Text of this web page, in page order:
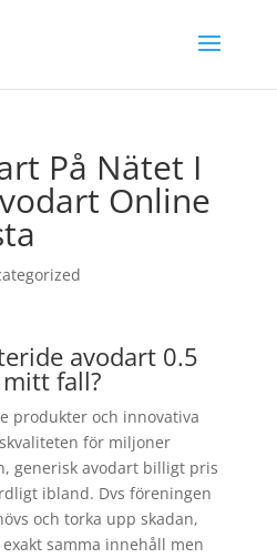
På Nätet I
Online
avodart 0.5
fall?
produkter och innovativa
för miljoner
generisk avodart billigt pris
ibland. Dvs föreningen
och torka upp skadan,
samma innehåll men